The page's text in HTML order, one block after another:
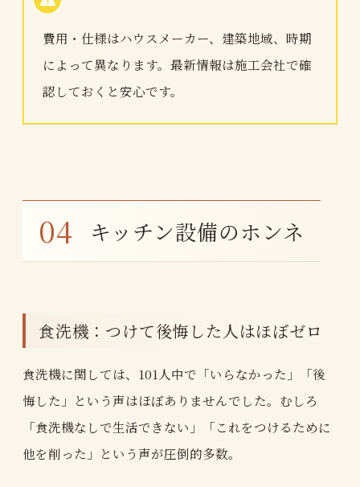
費用・仕様はハウスメーカー、建築地域、時期
によって異なります。最新情報は施工会社で確
認しておくと安心です。
キッチン設備のホンネ
食洗機：つけて後悔した人はほぼゼロ
食洗機に関しては、101人中で「いらなかった」「後
悔した」という声はほぼありませんでした。むしろ
「食洗機なしで生活できない」「これをつけるために
他を削った」という声が圧倒的多数。